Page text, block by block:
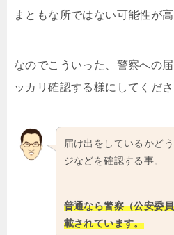
まともな所ではない可能性が高
なのでこういった、警察への
ッカリ確認する様にしてくださ
届け出をしているかど
ジなどを確認する事。
普通なら警察（公安委
載されています。